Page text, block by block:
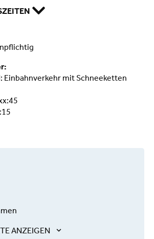
Einbahnverkehr mit Schneeketten
ANZEIGEN